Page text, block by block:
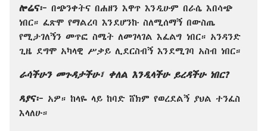
ሎሬና፦ በጭንቀትና በሐዘን እዋጥ እንዲሁም በራሴ እበሳጭ
ነበር። ፈጽሞ የማልረባ እንደሆንኩ ስለሚሰማኝ በውስጤ
የሚታገለኝን መጥፎ ስሜት ለመገላገል እፈልግ ነበር። አንዳንድ
ጊዜ ደግሞ አካላዊ ሥቃይ ሊደርስብኝ እንደሚገባ አስብ ነበር።
ራሳችሁን መጉዳታችሁ፣ ቀለል እንዲላችሁ ይረዳችሁ ነበር?
ዳያና፦ አዎ። ከላዬ ላይ ከባድ ሸክም የወረደልኝ ያህል ተንፈስ
እላለሁ።